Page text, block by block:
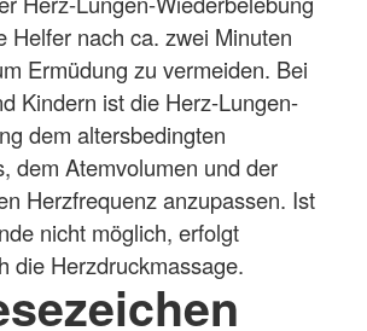
Helfer nach ca. zwei Minuten
Ermüdung zu vermeiden. Bei
Kindern ist die Herz-Lungen-
dem altersbedingten
dem Atemvolumen und der
Herzfrequenz anzupassen. Ist
nicht möglich, erfolgt
die Herzdruckmassage.